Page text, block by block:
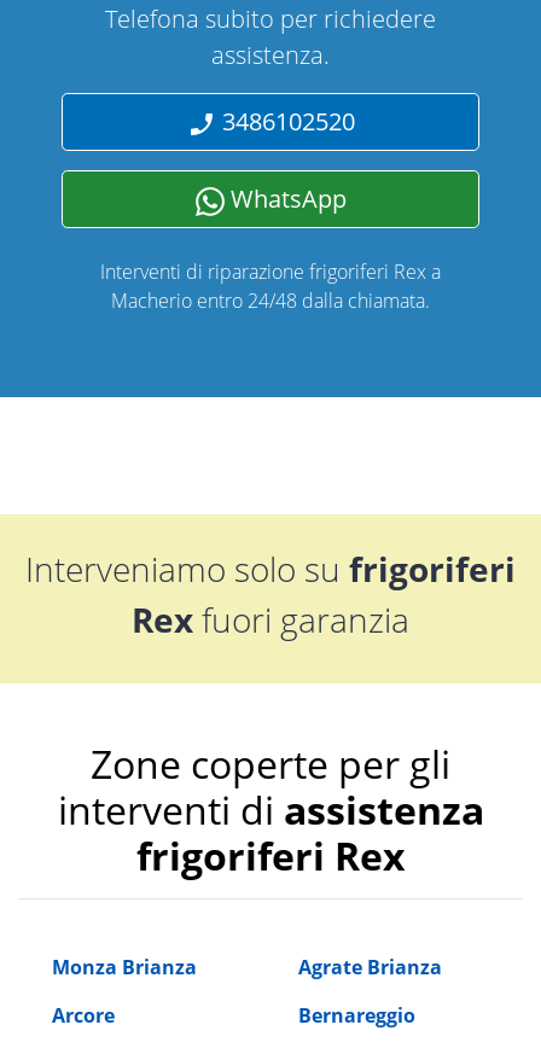
Telefona subito per richiedere
assistenza.
3486102520
WhatsApp
Interventi di riparazione frigoriferi Rex a
Macherio entro 24/48 dalla chiamata.
Interveniamo solo su frigoriferi
Rexfuori garanzia
Zone coperte per gli
interventi di assistenza
frigoriferi Rex
Monza Brianza
Agrate Brianza
Arcore
Bernareggio